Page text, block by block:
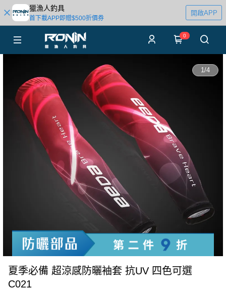
獵漁人釣具
首下載APP即贈$500折價券
開啟APP
0
1/4
夏季必備 超涼感防曬袖套 抗UV 四色可選
C021